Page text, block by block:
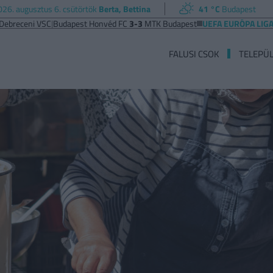
augusztus 6. csütörtök Berta, Bettina 41 °C Budapest
|Budapest Honvéd FC3-3MTK Budapest UEFA EURÓPA LIGA
FALUSI CSOK